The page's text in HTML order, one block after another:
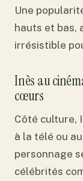
Une
hauts et bas,
irrésistible
Inès au
cœurs
Côté culture,
à la télé ou
personnage
célébrités